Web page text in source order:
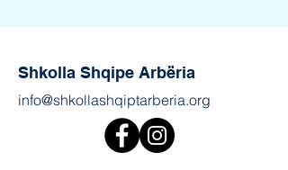
Shkolla Shqipe Arbëria
info@shkollashqiptarberia.org